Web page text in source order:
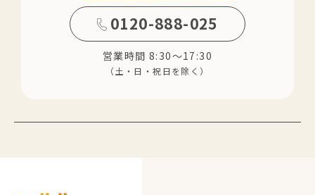
0120-888-025
営業時間 8:30～17:30
（土・日・祝日を除く）